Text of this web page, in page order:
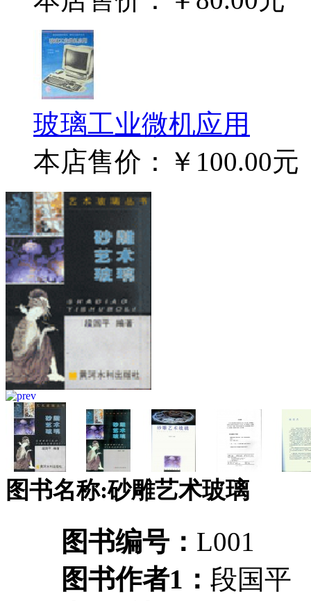
玻璃工业微机应用
本店售价：
￥100.00元
图书名称:砂雕艺术玻璃
图书编号： L001
图书作者1： 段国平